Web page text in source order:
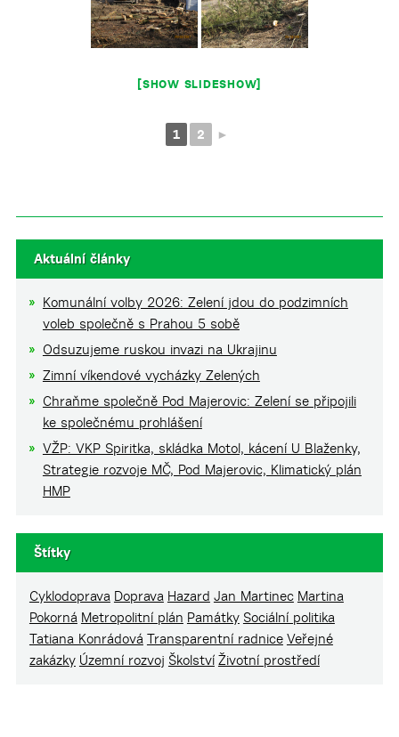
[SHOW SLIDESHOW]
1 2 ►
Aktuální články
Komunální volby 2026: Zelení jdou do podzimních
voleb společně s Prahou 5 sobě
Odsuzujeme ruskou invazi na Ukrajinu
Zimní víkendové vycházky Zelených
Chraňme společně Pod Majerovic: Zelení se připojili
ke společnému prohlášení
VŽP: VKP Spiritka, skládka Motol, kácení U Blaženky,
Strategie rozvoje MČ, Pod Majerovic, Klimatický plán
HMP
Štítky
Cyklodoprava Doprava Hazard Jan Martinec Martina
Pokorná Metropolitní plán Památky Sociální politika
Tatiana Konrádová Transparentní radnice Veřejné
zakázky Územní rozvoj Školství Životní prostředí